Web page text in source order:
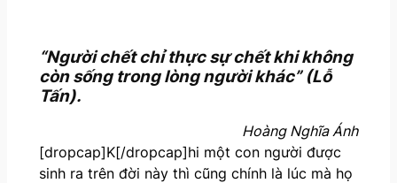
“Người chết chỉ thực sự chết khi không
còn sống trong lòng người khác” (Lỗ
Tấn).
Hoàng Nghĩa Ánh
[dropcap]K[/dropcap]hi một con người được
sinh ra trên đời này thì cũng chính là lúc mà họ